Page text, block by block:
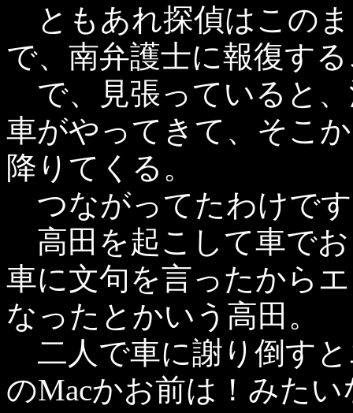
ともあれ探偵はこの
で、南弁護士に報復す
で、見張っていると
車がやってきて、そこ
降りてくる。
つながってたわけで
高田を起こして車で
車に文句を言ったから
なったとかいう高田。
二人で車に謝り倒す
のMacかお前は！みたい